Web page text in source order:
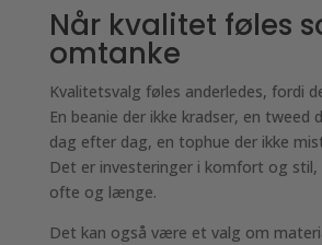
Når kvalitet føles
omtanke
Kvalitetsvalg føles anderledes, fordi
En beanie der ikke kradser, en tweed
dag efter dag, en tophue der ikke
Det er investeringer i komfort og
ofte og længe.
Det kan også være et valg om